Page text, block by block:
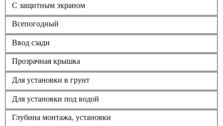
С защитным экраном
Всепогодный
Ввод сзади
Прозрачная крышка
Для установки в грунт
Для установки под водой
Глубина монтажа, установки